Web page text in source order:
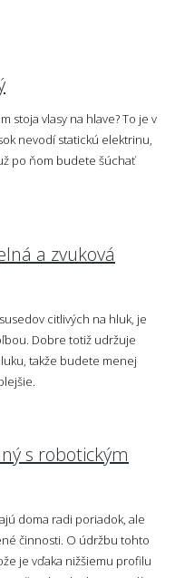
stoja vlasy na hlave? To je v
nevodí statickú elektrinu,
po ňom budete šúchať
a zvuková
citlivých na hluk, je
Dobre totiž udržuje
takže budete menej
s robotickým
doma radi poriadok, ale
činnosti. O údržbu tohto
je vďaka nižšiemu profilu